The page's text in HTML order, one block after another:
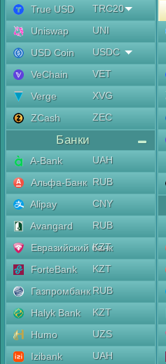
True USD
TRC20
Uniswap
UNI
USD Coin
USDC
VeChain
VET
Verge
XVG
ZCash
ZEC
Банки
A-Bank
UAH
Альфа-Банк RUB
Alipay
CNY
Avangard
RUB
Евразийский банк
KZT
ForteBank
KZT
Газпромбанк RUB
Halyk Bank
KZT
Humo
UZS
Izibank
UAH